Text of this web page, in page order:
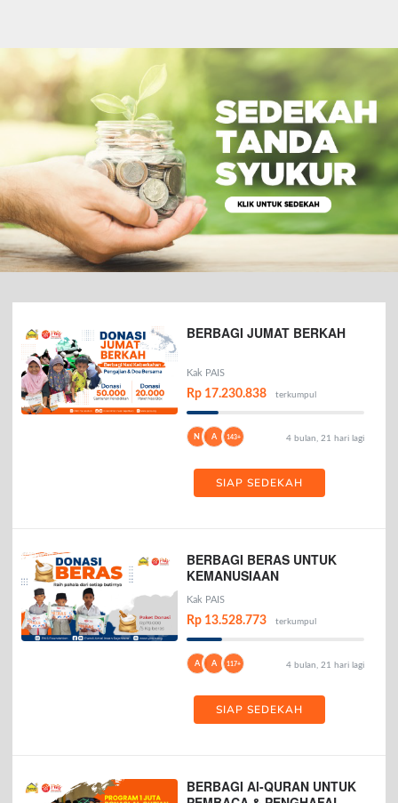
BERBAGI JUMAT BERKAH
Kak PAIS
Rp 17.230.838 terkumpul
N A 143+ 4 bulan, 21 hari lagi
SIAP SEDEKAH
BERBAGI BERAS UNTUK
KEMANUSIAAN
Kak PAIS
Rp 13.528.773 terkumpul
A A 117+ 4 bulan, 21 hari lagi
SIAP SEDEKAH
BERBAGI Al-QURAN UNTUK